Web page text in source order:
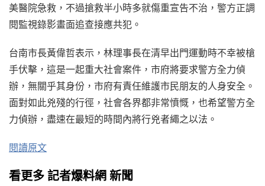
美醫院急救，不過搶救半小時多就傷重宣告不治，警方正調
閱監視錄影畫面追查接應共犯。
台南市長黃偉哲表示，林理事長在清早出門運動時不幸被槍
手伏擊，這是一起重大社會案件，市府將要求警方全力偵
辦，無關乎其身份，市府有責任維護市民朋友的人身安全。
面對如此兇殘的行徑，社會各界都非常憤慨，也希望警方全
力偵辦，盡速在最短的時間內將行兇者繩之以法。
閱讀原文
看更多 記者爆料網 新聞